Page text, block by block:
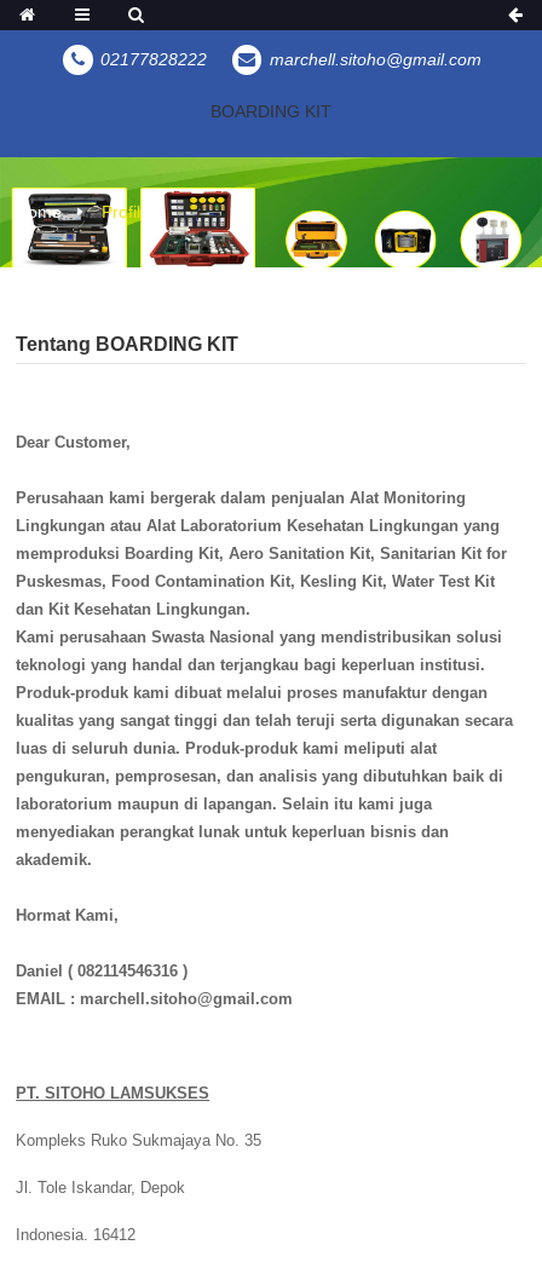
02177828222 marchell.sitoho@gmail.com
BOARDING KIT
Home Profil
Tentang BOARDING KIT
Dear Customer,
Perusahaan kami bergerak dalam penjualan Alat Monitoring
Lingkungan atau Alat Laboratorium Kesehatan Lingkungan yang
memproduksi Boarding Kit, Aero Sanitation Kit, Sanitarian Kit for
Puskesmas, Food Contamination Kit, Kesling Kit, Water Test Kit
dan Kit Kesehatan Lingkungan.
Kami perusahaan Swasta Nasional yang mendistribusikan solusi
teknologi yang handal dan terjangkau bagi keperluan institusi.
Produk-produk kami dibuat melalui proses manufaktur dengan
kualitas yang sangat tinggi dan telah teruji serta digunakan secara
luas di seluruh dunia. Produk-produk kami meliputi alat
pengukuran, pemprosesan, dan analisis yang dibutuhkan baik di
laboratorium maupun di lapangan. Selain itu kami juga
menyediakan perangkat lunak untuk keperluan bisnis dan
akademik.
Hormat Kami,
Daniel ( 082114546316 )
EMAIL : marchell.sitoho@gmail.com
PT. SITOHO LAMSUKSES
Kompleks Ruko Sukmajaya No. 35
Jl. Tole Iskandar, Depok
Indonesia. 16412